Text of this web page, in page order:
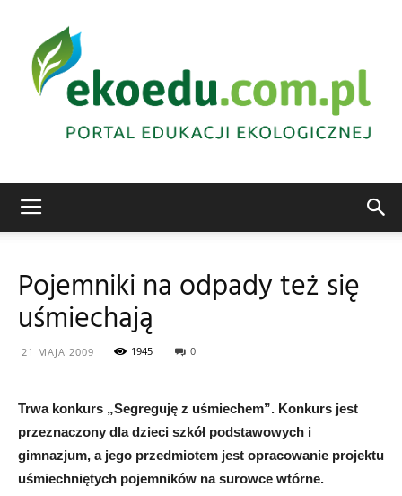
ekologiczna
Pojemniki na odpady też się
uśmiechają
21 MAJA 2009 1945 0
Trwa konkurs „Segreguję z uśmiechem”. Konkurs jest
przeznaczony dla dzieci szkół podstawowych i
gimnazjum, a jego przedmiotem jest opracowanie projektu
uśmiechniętych pojemników na surowce wtórne.